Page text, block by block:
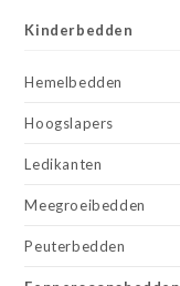
Kinderbedden
Hemelbedden
Hoogslapers
Ledikanten
Meegroeibedden
Peuterbedden